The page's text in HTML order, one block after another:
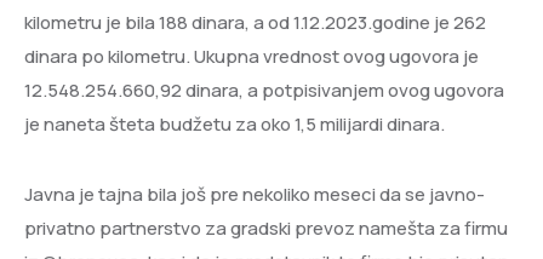
kilometru je bila 188 dinara, a od 1.12.2023.godine je 262
dinara po kilometru. Ukupna vrednost ovog ugovora je
12.548.254.660,92 dinara, a potpisivanjem ovog ugovora
je naneta šteta budžetu za oko 1,5 milijardi dinara.
Javna je tajna bila još pre nekoliko meseci da se javno-
privatno partnerstvo za gradski prevoz namešta za firmu